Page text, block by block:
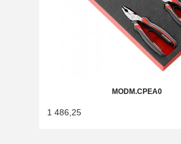
MODM.CPEA0
1 486,25